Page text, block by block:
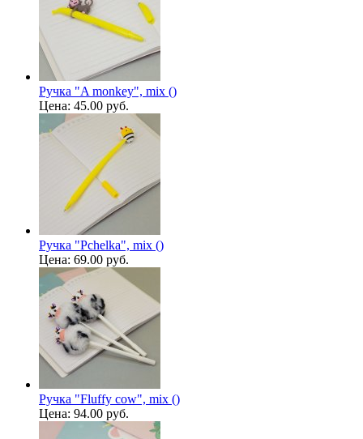
Ручка "A monkey", mix ()
Цена: 45.00 руб.
Ручка "Pchelka", mix ()
Цена: 69.00 руб.
Ручка "Fluffy cow", mix ()
Цена: 94.00 руб.